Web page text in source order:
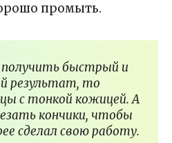
промыть.
быстрый и
результат, то
с тонкой кожицей. А
кончики, чтобы
сделал свою работу.